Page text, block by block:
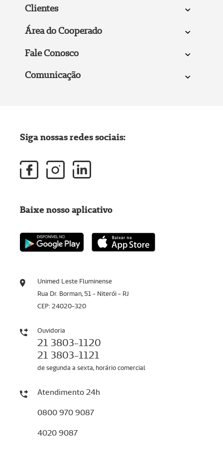
Clientes
Área do Cooperado
Fale Conosco
Comunicação
Unimed Leste Fluminense
Rua Dr. Borman, 51 - Niterói - RJ
CEP: 24020-320
Ouvidoria
21 3803-1120
21 3803-1121
de segunda a sexta, horário comercial
Atendimento 24h
0800 970 9087
4020 9087
Siga nossas redes sociais:
Baixe nosso aplicativo